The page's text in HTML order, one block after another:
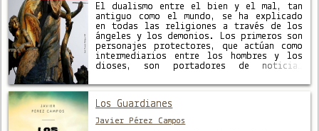
El dualismo entre el bien y el mal, tan
antiguo como el mundo, se ha explicado
en todas las religiones a través de los
ángeles y los demonios. Los primeros son
personajes protectores, que actúan como
intermediarios entre los hombres y los
dioses, son portadores de noticias
sabios …
Los Guardianes
Javier Pérez Campos